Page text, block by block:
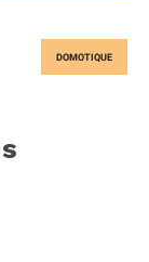
DOMOTIQUE